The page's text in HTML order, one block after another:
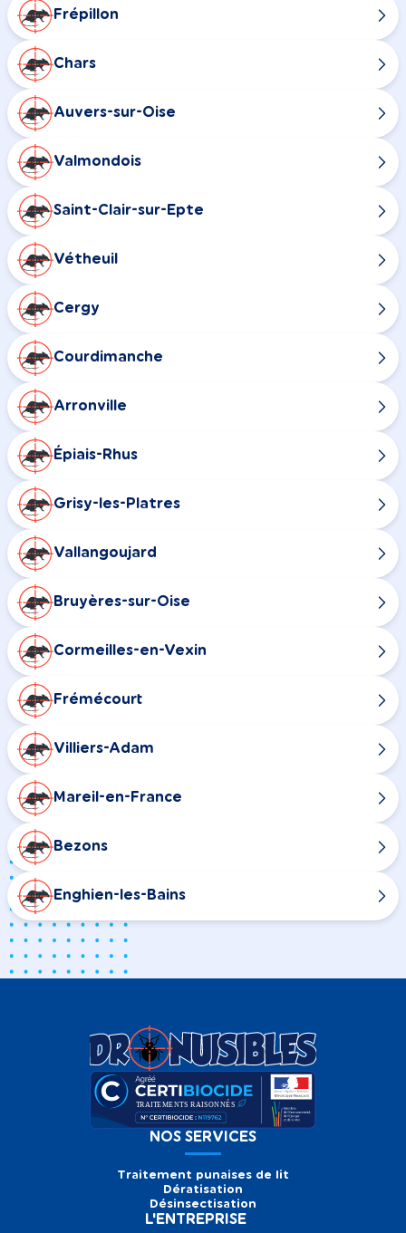
Frépillon
Chars
Auvers-sur-Oise
Valmondois
Saint-Clair-sur-Epte
Vétheuil
Cergy
Courdimanche
Arronville
Épiais-Rhus
Grisy-les-Platres
Vallangoujard
Bruyères-sur-Oise
Cormeilles-en-Vexin
Frémécourt
Villiers-Adam
Mareil-en-France
Bezons
Enghien-les-Bains
NOS SERVICES
Traitement punaises de lit
Dératisation
Désinsectisation
L'ENTREPRISE